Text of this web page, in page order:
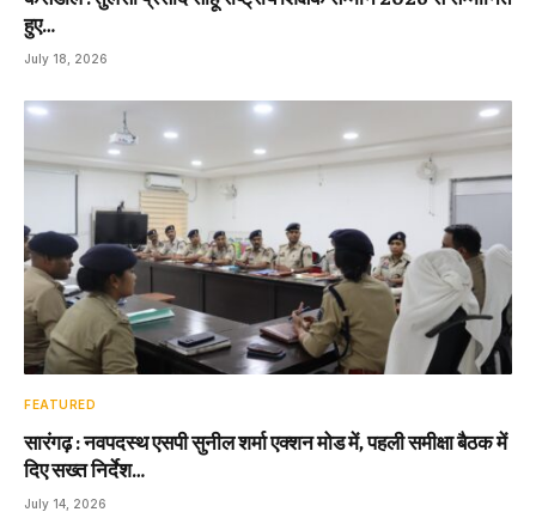
हुए…
July 18, 2026
FEATURED
सारंगढ़ : नवपदस्थ एसपी सुनील शर्मा एक्शन मोड में, पहली समीक्षा बैठक में
दिए सख्त निर्देश…
July 14, 2026